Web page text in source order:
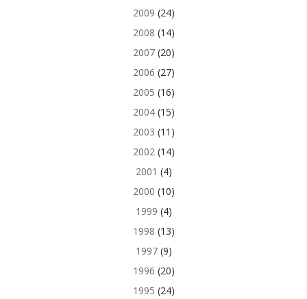
2009 (24)
2008 (14)
2007(20)
2006 (27)
2005 (16)
2004(15)
2003 (11)
2002(14)
2001 (4)
2000 (10)
1999 (4)
1998 (13)
1997(9)
1996 (20)
1995 (24)